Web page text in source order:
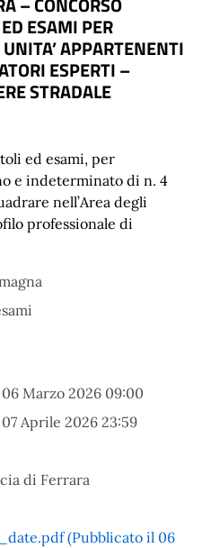
ESAMI PER
APPARTENENTI
ESPERTI –
STRADALE
ed esami, per
e indeterminato di n. 4
nell’Area degli
professionale di
06 Marzo 2026 09:00
07 Aprile 2026 23:59
di Ferrara
(Pubblicato il 06